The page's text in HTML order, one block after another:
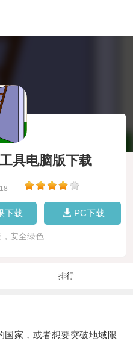
具电脑版下载
下载 PC下载
安全绿色
排行
家，或者想要突破地域限